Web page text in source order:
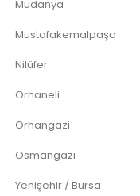
Mudanya
Mustafakemalpaşa
Nilüfer
Orhaneli
Orhangazi
Osmangazi
Yenişehir / Bursa